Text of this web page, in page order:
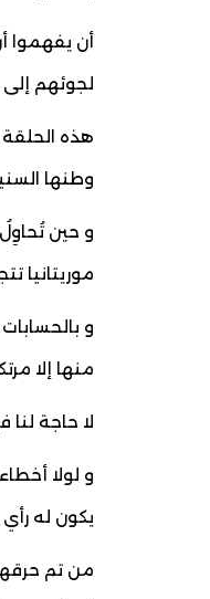
أن يفهموا
لجوئهم إلى
هذه
وطنها
و حين
موريتانيا
و
منها إلا
لا حاجة لنا
و لولا
يكون له
من تم